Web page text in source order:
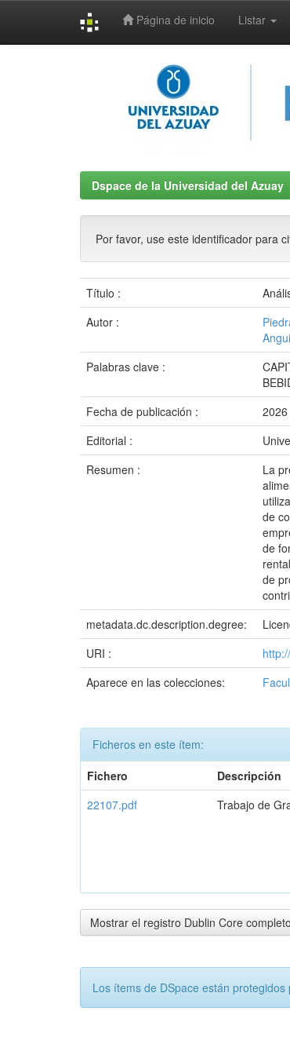
Página de inicio Listar
Dspace de la Universidad del Azuay
Por favor, use este identificador para
Título :
Autor :
Palabras clave :
Fecha de publicación :
2026
Editorial :
Resumen :
La
de
de
de
metadata.dc.description.degree:
URI :
Aparece en las colecciones:
Ficheros en este ítem:
Fichero
Descripción
22107.pdf
Trabajo de
Mostrar el registro Dublin Core
Los ítems de DSpace están